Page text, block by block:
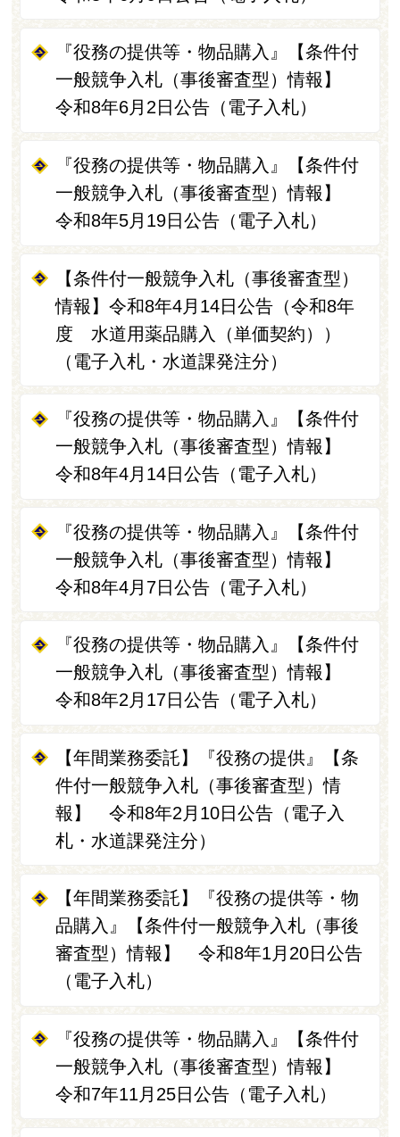
『役務の提供等・物品購入』【条件付
一般競争入札（事後審査型）情報】
令和8年6月2日公告（電子入札）
『役務の提供等・物品購入』【条件付
一般競争入札（事後審査型）情報】
令和8年5月19日公告（電子入札）
【条件付一般競争入札（事後審査型）
情報】令和8年4月14日公告（令和8年
度 水道用薬品購入（単価契約））
（電子入札・水道課発注分）
『役務の提供等・物品購入』【条件付
一般競争入札（事後審査型）情報】
令和8年4月14日公告（電子入札）
『役務の提供等・物品購入』【条件付
一般競争入札（事後審査型）情報】
令和8年4月7日公告（電子入札）
『役務の提供等・物品購入』【条件付
一般競争入札（事後審査型）情報】
令和8年2月17日公告（電子入札）
【年間業務委託】『役務の提供』【条
件付一般競争入札（事後審査型）情
報】 令和8年2月10日公告（電子入
札・水道課発注分）
【年間業務委託】『役務の提供等・物
品購入』【条件付一般競争入札（事後
審査型）情報】 令和8年1月20日公告
（電子入札）
『役務の提供等・物品購入』【条件付
一般競争入札（事後審査型）情報】
令和7年11月25日公告（電子入札）